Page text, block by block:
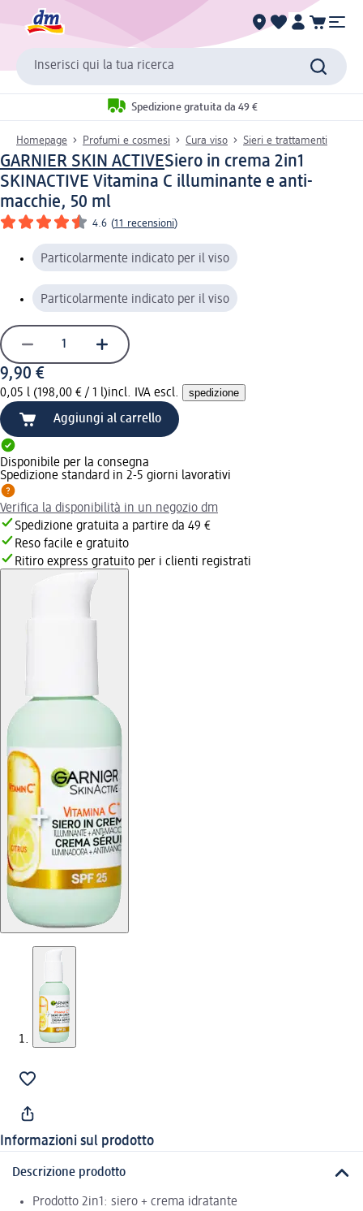
Inserisci qui la tua ricerca
Spedizione gratuita da 49 €
Homepage Profumi e cosmesi Cura viso Sieri e trattamenti
GARNIER SKIN ACTIVESiero in crema 2in1
SKINACTIVE Vitamina C illuminante e anti-
macchie, 50 ml
4.6 (11 recensioni)
Particolarmente indicato per il viso
Particolarmente indicato per il viso
9,90 €
0,05 l (198,00 € / 1 l)incl. IVA escl. spedizione
Aggiungi al carrello
Disponibile per la consegna
Spedizione standard in 2-5 giorni lavorativi
Verifica la disponibilità in un negozio dm
Spedizione gratuita a partire da 49 €
Reso facile e gratuito
Ritiro express gratuito per i clienti registrati
Informazioni sul prodotto
Descrizione prodotto
Prodotto 2in1: siero + crema idratante